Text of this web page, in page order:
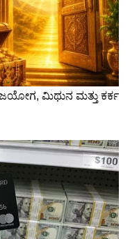
ಉಚ್ಚ ಸ್ಥಾನದಲ್ಲಿ
ಪ್ರಭಾವವೂ
ಸಂಪೂರ್ಣವಾಗಿ
ಅಪಾರ